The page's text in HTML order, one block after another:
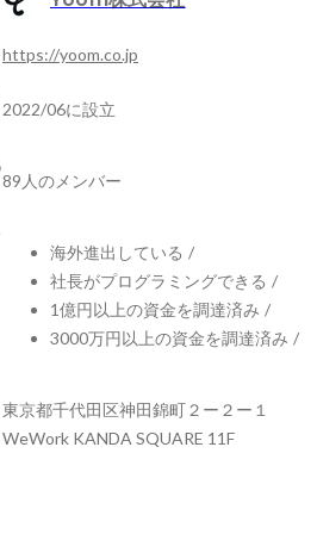
https://yoom.co.jp
2022/06に設立
89人のメンバー
海外進出している /
社長がプログラミングできる /
1億円以上の資金を調達済み /
3000万円以上の資金を調達済み /
東京都千代田区神田錦町２ー２ー１
WeWork KANDA SQUARE 11F